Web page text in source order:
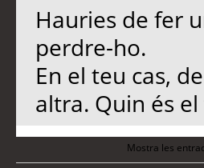
Hauries de fer
perdre-ho.
En el teu cas,
altra. Quin és
Mostra les